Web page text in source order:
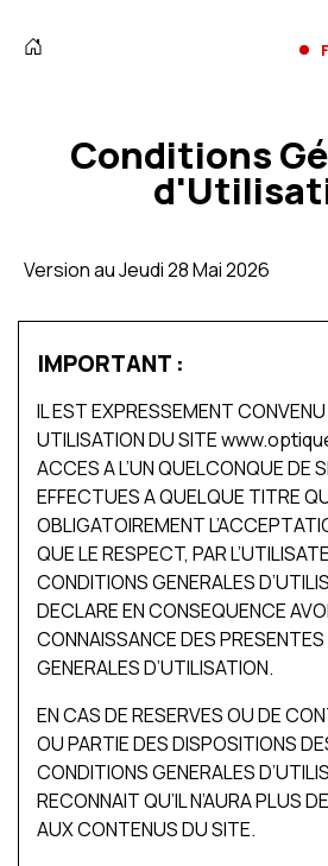
Conditions
Version au Jeudi 28 Mai 2026
IMPORTANT :
IL EST EXPRESSEMENT
UTILISATION DU SITE
ACCES A L’UN QUELCONQUE DE
EFFECTUES A QUELQUE TITRE
OBLIGATOIREMENT
QUE LE RESPECT, PAR
CONDITIONS GENERALES
DECLARE EN CONSEQUENCE
CONNAISSANCE DES
GENERALES D’UTILISATION.
EN CAS DE RESERVES OU DE
OU PARTIE DES DISPOSITIONS
CONDITIONS GENERALES
RECONNAIT QU’IL N’AURA PLUS
AUX CONTENUS DU SITE.